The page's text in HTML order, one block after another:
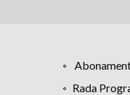
Rada